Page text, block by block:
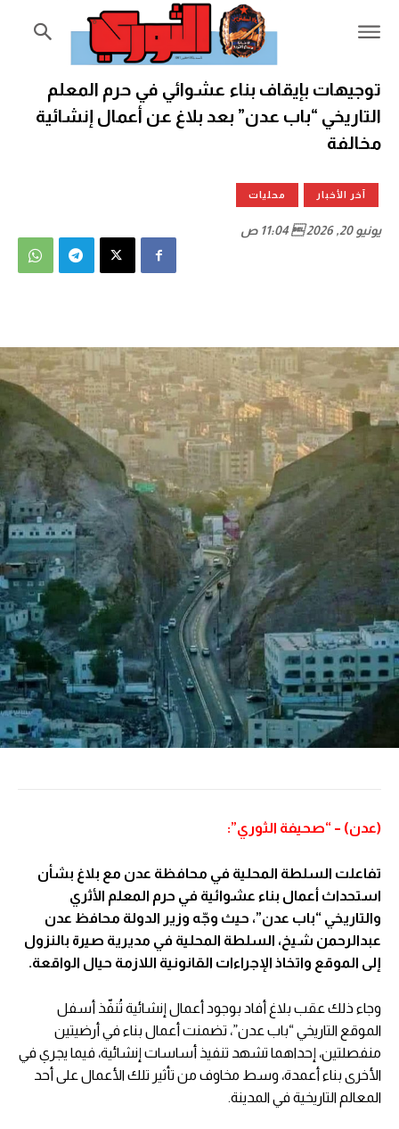
توجيهات بإيقاف بناء عشوائي في حرم المعلم
التاريخي “باب عدن” بعد بلاغ عن أعمال إنشائية
مخالفة
آخر الأخبار محليات
يونيو 20, 2026  11:04 ص
(عدن) – “صحيفة الثوري”:
تفاعلت السلطة المحلية في محافظة عدن مع بلاغ بشأن
استحداث أعمال بناء عشوائية في حرم المعلم الأثري
والتاريخي “باب عدن”، حيث وجّه وزير الدولة محافظ عدن
عبدالرحمن شيخ، السلطة المحلية في مديرية صيرة بالنزول
إلى الموقع واتخاذ الإجراءات القانونية اللازمة حيال الواقعة.
وجاء ذلك عقب بلاغ أفاد بوجود أعمال إنشائية تُنفّذ أسفل
الموقع التاريخي “باب عدن”، تضمنت أعمال بناء في أرضيتين
منفصلتين، إحداهما تشهد تنفيذ أساسات إنشائية، فيما يجري في
الأخرى بناء أعمدة، وسط مخاوف من تأثير تلك الأعمال على أحد
المعالم التاريخية في المدينة.